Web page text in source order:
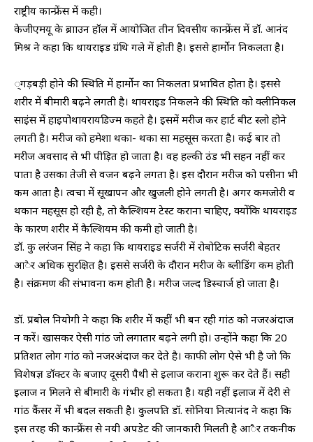
राष्ट्रीय कान्फ्रेंस में कही।
केजीएमयू के ब्रााउन हॉल में आयोजित तीन दिवसीय कान्फ्रेंस में डॉ. आनंद
मिश्र ने कहा कि थायराइड ग्रंथि गले में होती है। इससे हार्मोन निकलता है।
्गड़बड़ी होने की स्थिति में हार्मोन का निकलता प्रभावित होता है। इससे
शरीर में बीमारी बढ़ने लगती है। थायराइड निकलने की स्थिति को क्लीनिकल
साइंस में हाइपोथायरायडिज्म कहते है। इसमें मरीज कर हार्ट बीट स्लो होने
लगती है। मरीज को हमेशा थका- थका सा महसूस करता है। कई बार तो
मरीज अवसाद से भी पीड़ित हो जाता है। वह हल्की ठंड भी सहन नहीं कर
पाता है उसका तेजी से वजन बढ़ने लगता है। इस दौरान मरीज को पसीना भी
कम आता है। त्वचा में सूखापन और खुजली होने लगती है। अगर कमजोरी व
थकान महसूस हो रही है, तो कैल्शियम टेस्ट कराना चाहिए, क्योंकि थायराइड
के कारण शरीर में कैल्शियम की कमी हो जाती है।
डॉ. कु लरंजन सिंह ने कहा कि थायराइड सर्जरी में रोबोटिक सर्जरी बेहतर
आैर अधिक सुरक्षित है। इससे सर्जरी के दौरान मरीज के ब्लीडिंग कम होती
है। संक्रमण की संभावना कम होती है। मरीज जल्द डिस्चार्ज हो जाता है।
डॉ. प्रबोल नियोगी ने कहा कि शरीर में कहीं भी बन रही गांठ को नजरअंदाज
न करें। खासकर ऐसी गांठ जो लगातार बढ़ने लगी हो। उन्होंने कहा कि 20
प्रतिशत लोग गांठ को नजरअंदाज कर देते है। काफी लोग ऐसे भी है जो कि
विशेषज्ञ डॉक्टर के बजाए दूसरी पैथी से इलाज कराना शुरू कर देते हैं। सही
इलाज न मिलने से बीमारी के गंभीर हो सकता है। यही नहीं इलाज में देरी से
गांठ कैंसर में भी बदल सकती है। कुलपति डॉ. सोनिया नित्यानंद ने कहा कि
इस तरह की कान्फ्रेंस से नयी अपडेट की जानकारी मिलती है आैर तकनीक